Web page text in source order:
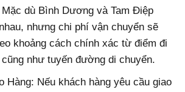
Mặc dù Bình Dương và Tam Điệp
nhưng chi phí vận chuyển sẽ
khoảng cách chính xác từ điểm đi
như tuyến đường di chuyển.
Hàng: Nếu khách hàng yêu cầu giao